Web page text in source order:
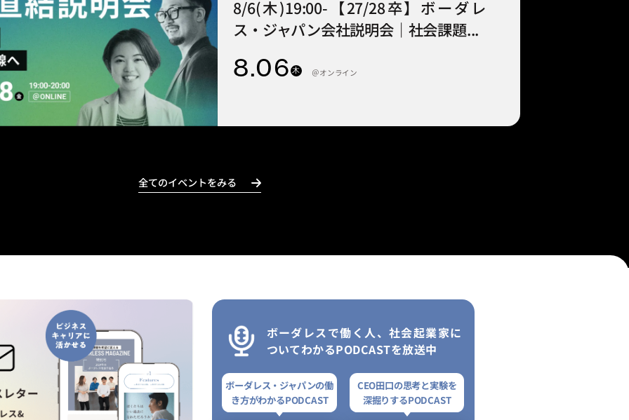
8/6(木)19:00-【27/28卒】ボーダレ
ス・ジャパン会社説明会｜社会課題...
8.06 木 ＠オンライン
全てのイベントをみる
ボーダレスで働く人、社会起業家に
ついてわかるPODCASTを放送中
ボーダレス・ジャパンの働
き方がわかるPODCAST
CEO田口の思考と実験を
深掘りするPODCAST